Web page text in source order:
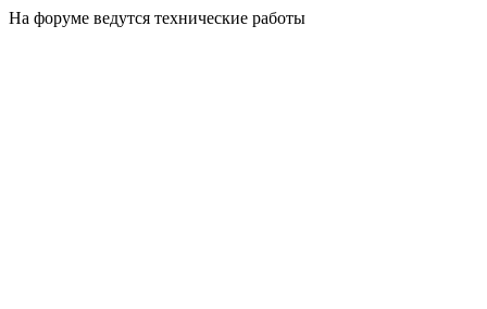
На форуме ведутся технические работы